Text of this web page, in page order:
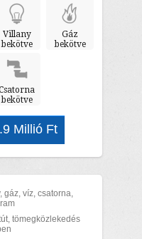
Villany
bekötve
Gáz
bekötve
bekötve
Millió Ft
gáz, víz, csatorna,
tömegközlekedés